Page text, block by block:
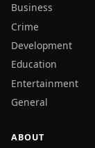
Business
Crime
Development
Education
Entertainment
General
ABOUT